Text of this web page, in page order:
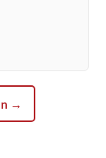
→